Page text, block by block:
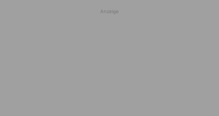
Anzeige